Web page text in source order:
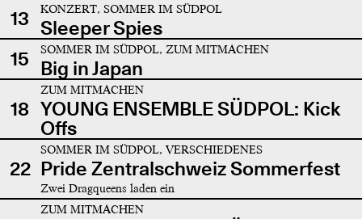
13
KONZERT, SOMMER IM SÜDPOL
Sleeper Spies
15
SOMMER IM SÜDPOL, ZUM MITMACHEN
Big in Japan
18
ZUM MITMACHEN
YOUNG ENSEMBLE SÜDPOL: Kick
Offs
22
SOMMER IM SÜDPOL, VERSCHIEDENES
Pride Zentralschweiz Sommerfest
Zwei Dragqueens laden ein
ZUM MITMACHEN